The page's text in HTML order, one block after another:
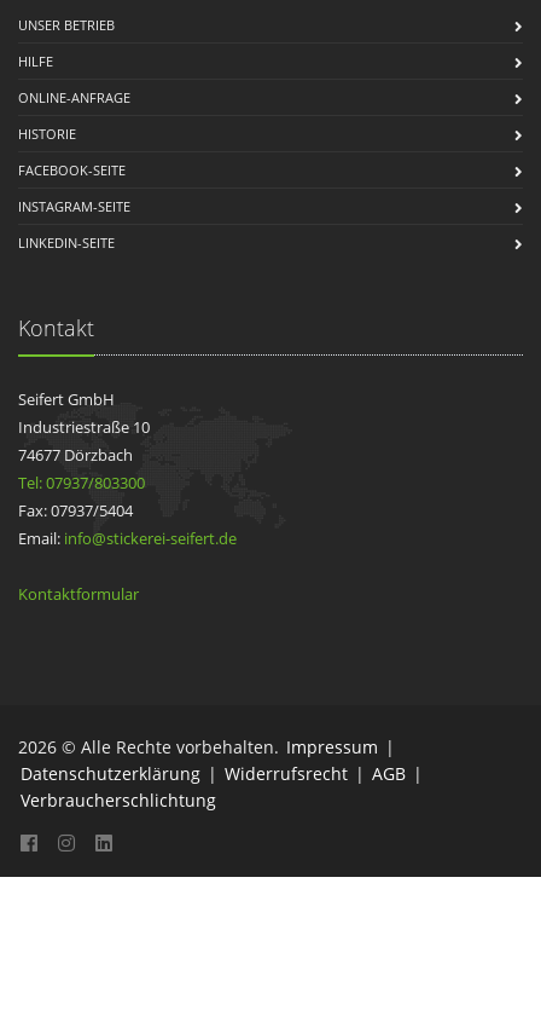
UNSER BETRIEB
HILFE
ONLINE-ANFRAGE
HISTORIE
FACEBOOK-SEITE
INSTAGRAM-SEITE
LINKEDIN-SEITE
Kontakt
Seifert GmbH
Industriestraße 10
74677 Dörzbach
Tel: 07937/803300
Fax: 07937/5404
Email: info@stickerei-seifert.de
Kontaktformular
2026 © Alle Rechte vorbehalten. Impressum |
Datenschutzerklärung | Widerrufsrecht | AGB |
Verbraucherschlichtung